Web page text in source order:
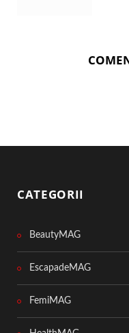
CATEGORII
BeautyMAG
EscapadeMAG
FemiMAG